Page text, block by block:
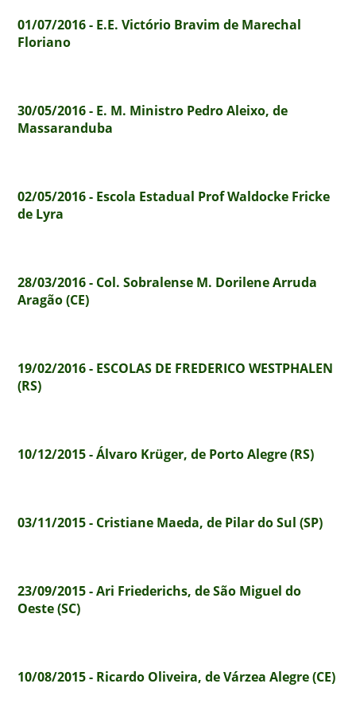
01/07/2016 - E.E. Victório Bravim de Marechal
Floriano
30/05/2016 - E. M. Ministro Pedro Aleixo, de
Massaranduba
02/05/2016 - Escola Estadual Prof Waldocke Fricke
de Lyra
28/03/2016 - Col. Sobralense M. Dorilene Arruda
Aragão (CE)
19/02/2016 - ESCOLAS DE FREDERICO WESTPHALEN
(RS)
10/12/2015 - Álvaro Krüger, de Porto Alegre (RS)
03/11/2015 - Cristiane Maeda, de Pilar do Sul (SP)
23/09/2015 - Ari Friederichs, de São Miguel do
Oeste (SC)
10/08/2015 - Ricardo Oliveira, de Várzea Alegre (CE)